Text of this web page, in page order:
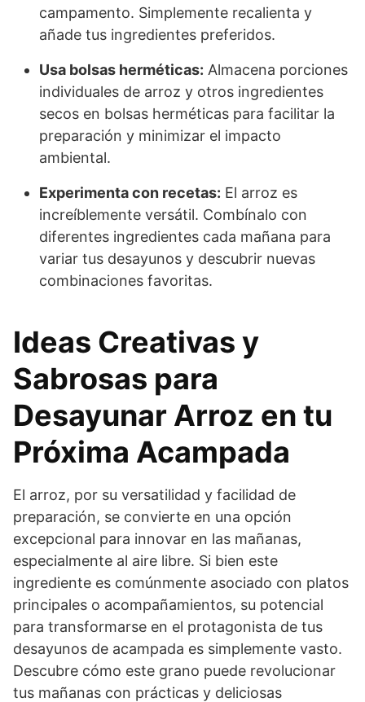
campamento. Simplemente recalienta y
añade tus ingredientes preferidos.
Usa bolsas herméticas: Almacena porciones
individuales de arroz y otros ingredientes
secos en bolsas herméticas para facilitar la
preparación y minimizar el impacto
ambiental.
Experimenta con recetas: El arroz es
increíblemente versátil. Combínalo con
diferentes ingredientes cada mañana para
variar tus desayunos y descubrir nuevas
combinaciones favoritas.
Ideas Creativas y
Sabrosas para
Desayunar Arroz en tu
Próxima Acampada
El arroz, por su versatilidad y facilidad de
preparación, se convierte en una opción
excepcional para innovar en las mañanas,
especialmente al aire libre. Si bien este
ingrediente es comúnmente asociado con platos
principales o acompañamientos, su potencial
para transformarse en el protagonista de tus
desayunos de acampada es simplemente vasto.
Descubre cómo este grano puede revolucionar
tus mañanas con prácticas y deliciosas